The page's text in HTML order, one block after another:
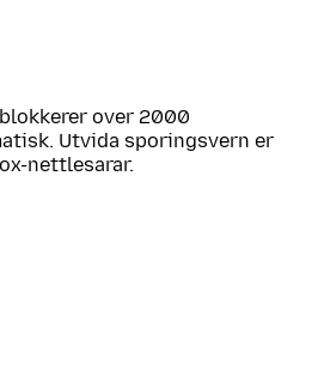
over 2000
Utvida sporingsvern er
nettlesarar.